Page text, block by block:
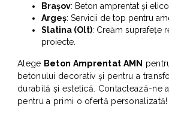
Brașov: Beton amprentat și
Argeș: Servicii de top pentru
Slatina (Olt): Creăm suprafețe
proiecte.
Alege Beton Amprentat AMN
betonului decorativ și pentru a
durabilă și estetică. Contactează-ne
pentru a primi o ofertă personalizată!